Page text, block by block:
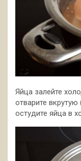
Яйца залейте
отварите
остудите яйца в